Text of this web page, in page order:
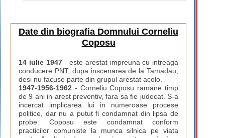
Date din biografia Domnului Corneliu
Coposu
14 iulie 1947- este arestat impreuna cu intreaga
conducere PNT, dupa inscenarea de la Tamadau,
desi nu facuse parte din grupul arestat acolo.
1947-1956-1962 - Corneliu Coposu ramane timp
de 9 ani in arest preventiv, fara sa fie judecat. S-a
incercat implicarea lui in numeroase procese
politice, dar nu a putut fi condamnat din lipsa de
probe. Coposu este condamnat conform
practicilor comuniste la munca silnica pe viata